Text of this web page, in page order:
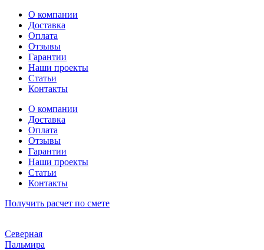
Перейти
содержимому
О компании
Доставка
Оплата
Отзывы
Гарантии
Наши проекты
Статьи
Контакты
О компании
Доставка
Оплата
Отзывы
Гарантии
Наши проекты
Статьи
Контакты
Получить расчет по смете
Северная
Пальмира